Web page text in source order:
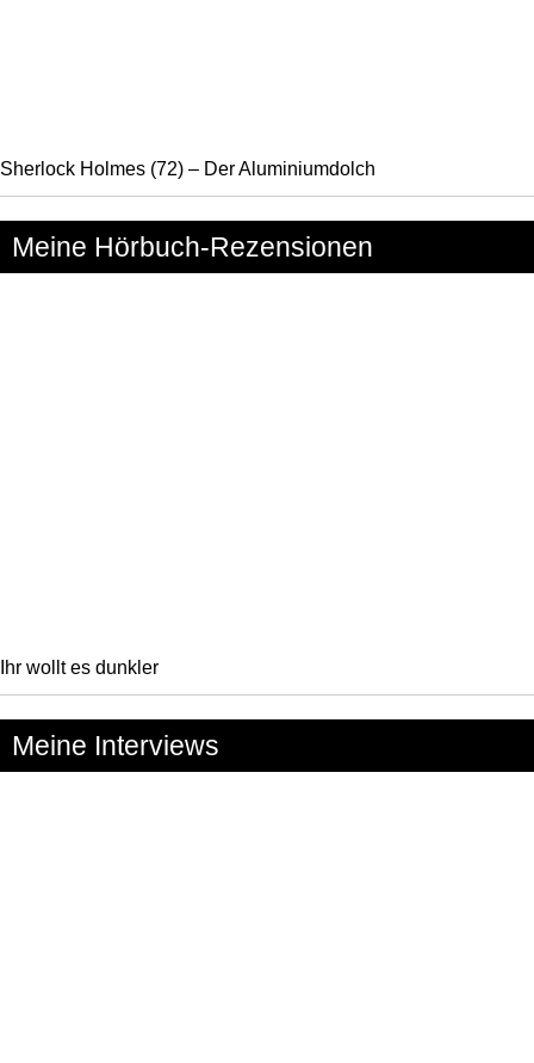
Sherlock Holmes (72) – Der Aluminiumdolch
Meine Hörbuch-Rezensionen
Ihr wollt es dunkler
Meine Interviews